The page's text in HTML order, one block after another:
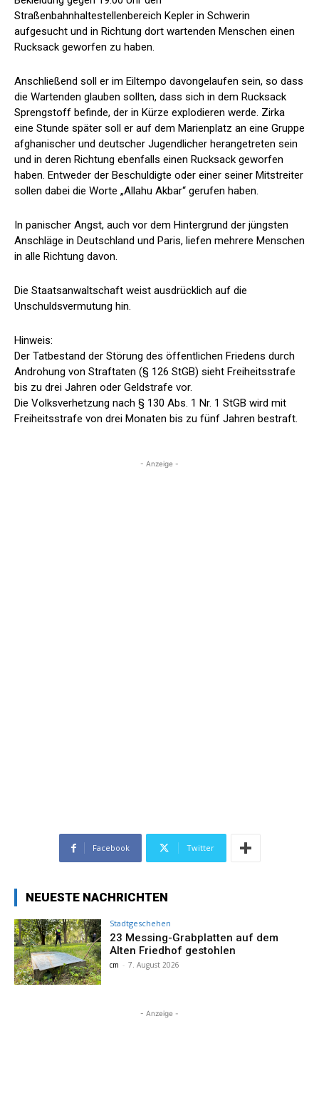
Straßenbahnhaltestellenbereich Kepler in Schwerin
aufgesucht und in Richtung dort wartenden Menschen einen
Rucksack geworfen zu haben.
Anschließend soll er im Eiltempo davongelaufen sein, so dass
die Wartenden glauben sollten, dass sich in dem Rucksack
Sprengstoff befinde, der in Kürze explodieren werde. Zirka
eine Stunde später soll er auf dem Marienplatz an eine Gruppe
afghanischer und deutscher Jugendlicher herangetreten sein
und in deren Richtung ebenfalls einen Rucksack geworfen
haben. Entweder der Beschuldigte oder einer seiner Mitstreiter
sollen dabei die Worte „Allahu Akbar“ gerufen haben.
In panischer Angst, auch vor dem Hintergrund der jüngsten
Anschläge in Deutschland und Paris, liefen mehrere Menschen
in alle Richtung davon.
Die Staatsanwaltschaft weist ausdrücklich auf die
Unschuldsvermutung hin.
Hinweis:
Der Tatbestand der Störung des öffentlichen Friedens durch
Androhung von Straftaten (§ 126 StGB) sieht Freiheitsstrafe
bis zu drei Jahren oder Geldstrafe vor.
Die Volksverhetzung nach § 130 Abs. 1 Nr. 1 StGB wird mit
Freiheitsstrafe von drei Monaten bis zu fünf Jahren bestraft.
- Anzeige -
Facebook Twitter
NEUESTE NACHRICHTEN
Stadtgeschehen
23 Messing-Grabplatten auf dem
Alten Friedhof gestohlen
cm - 7. August 2026
- Anzeige -